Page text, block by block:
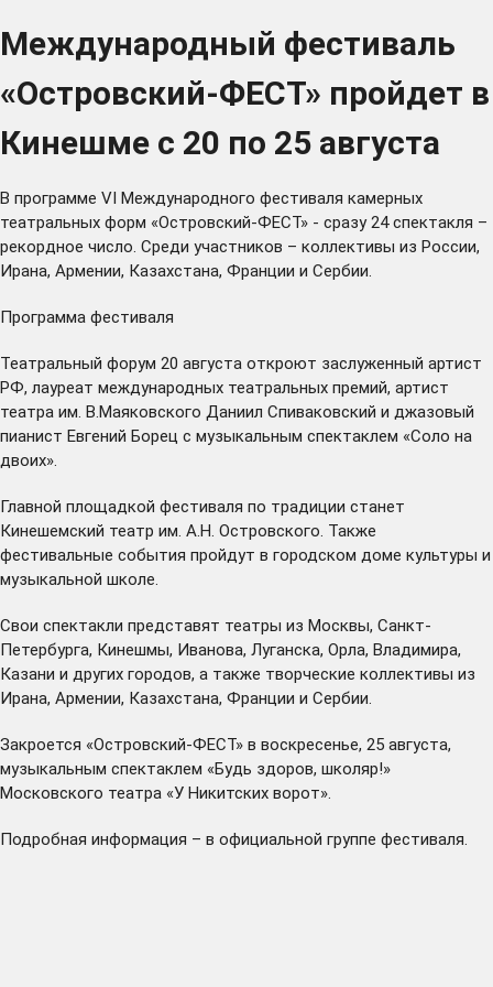
Международный фестиваль
«Островский-ФЕСТ» пройдет в
Кинешме с 20 по 25 августа
В программе VI Международного фестиваля камерных
театральных форм «Островский-ФЕСТ» - сразу 24 спектакля –
рекордное число. Среди участников – коллективы из России,
Ирана, Армении, Казахстана, Франции и Сербии.
Программа фестиваля
Театральный форум 20 августа откроют заслуженный артист
РФ, лауреат международных театральных премий, артист
театра им. В.Маяковского Даниил Спиваковский и джазовый
пианист Евгений Борец с музыкальным спектаклем «Соло на
двоих».
Главной площадкой фестиваля по традиции станет
Кинешемский театр им. А.Н. Островского. Также
фестивальные события пройдут в городском доме культуры и
музыкальной школе.
Свои спектакли представят театры из Москвы, Санкт-
Петербурга, Кинешмы, Иванова, Луганска, Орла, Владимира,
Казани и других городов, а также творческие коллективы из
Ирана, Армении, Казахстана, Франции и Сербии.
Закроется «Островский-ФЕСТ» в воскресенье, 25 августа,
музыкальным спектаклем «Будь здоров, школяр!»
Московского театра «У Никитских ворот».
Подробная информация – в официальной группе фестиваля.